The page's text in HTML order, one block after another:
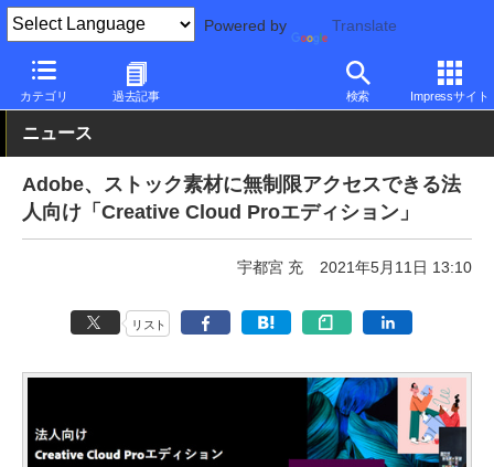
Powered by Translate
カテゴリ 過去記事 検索 Impressサイト
PC Watch 市場 サービス
ニュース
Adobe、ストック素材に無制限アクセスできる法
人向け「Creative Cloud Proエディション」
宇都宮 充 2021年5月11日 13:10
リスト